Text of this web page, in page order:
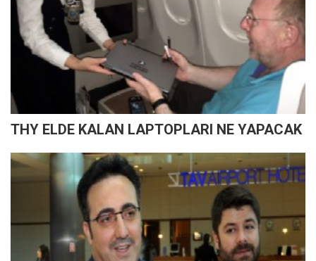
THY ELDE KALAN LAPTOPLARI NE YAPACAK